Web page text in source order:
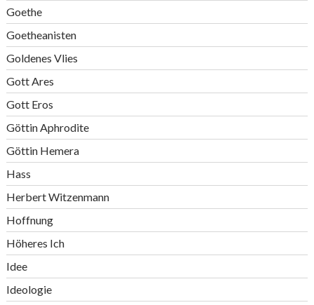
Goethe
Goetheanisten
Goldenes Vlies
Gott Ares
Gott Eros
Göttin Aphrodite
Göttin Hemera
Hass
Herbert Witzenmann
Hoffnung
Höheres Ich
Idee
Ideologie